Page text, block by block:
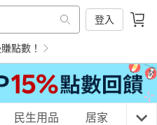
登入
點數！
民生用品 居家 3C